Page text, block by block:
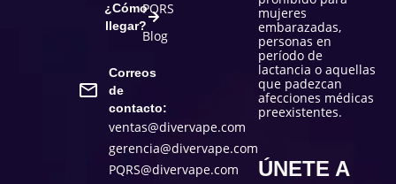
¿Cómo
llegar?
Correos
de
contacto:
ventas@divervape.com
gerencia@divervape.com
PQRS@divervape.com
PQRS
Blog
mujeres
embarazadas,
personas en
período de
lactancia o aquellas
que padezcan
afecciones médicas
preexistentes.
ÚNETE A